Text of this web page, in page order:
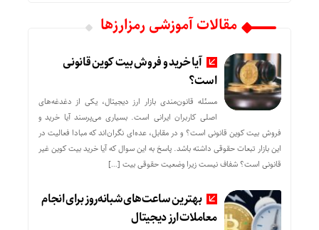
مقالات آموزشی رمزارزها
آیا خرید و فروش بیت کوین قانونی
است؟
مسئله قانون‌مندی بازار ارز دیجیتال، یکی از دغدغه‌های
اصلی کاربران ایرانی است. بسیاری می‌پرسند آیا خرید و
فروش بیت کوین قانونی است؟ و در مقابل، عده‌ای نگران‌اند که مبادا فعالیت در
این بازار تبعات حقوقی داشته باشد. پاسخ به این سوال که آیا خرید بیت کوین غیر
قانونی است؟ شفاف نیست زیرا وضعیت حقوقی بیت‌ […]
بهترین ساعت‌های شبانه‌روز برای انجام
معاملات ارز دیجیتال